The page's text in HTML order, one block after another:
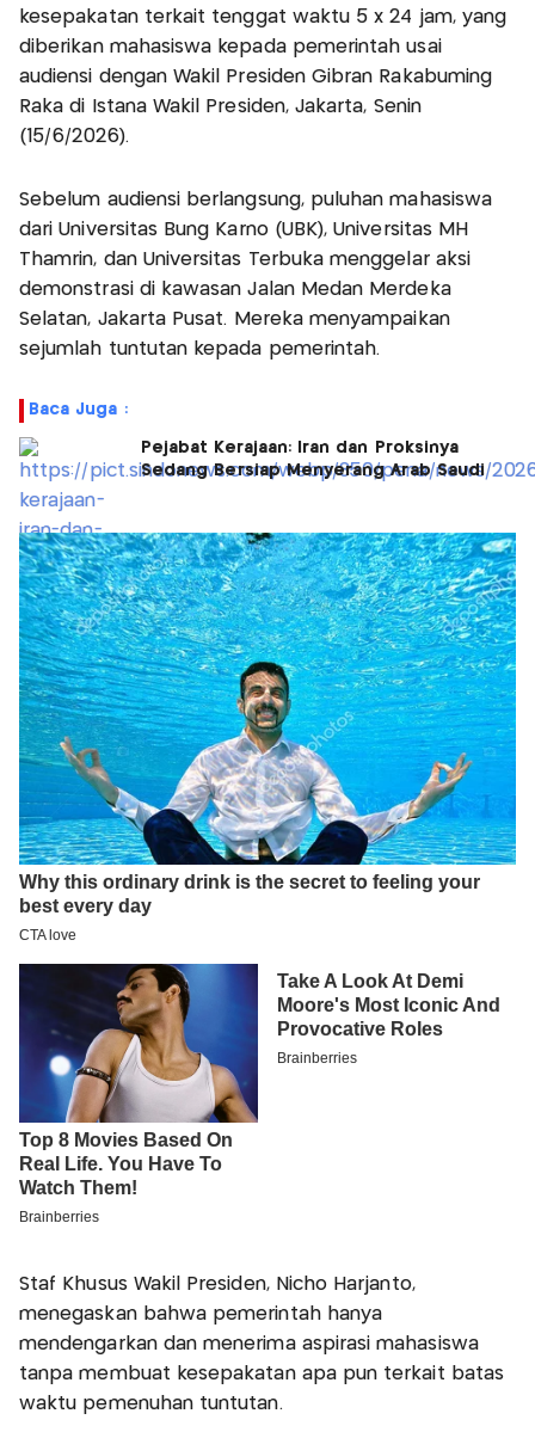
kesepakatan terkait tenggat waktu 5 x 24 jam, yang
diberikan mahasiswa kepada pemerintah usai
audiensi dengan Wakil Presiden Gibran Rakabuming
Raka di Istana Wakil Presiden, Jakarta, Senin
(15/6/2026).
Sebelum audiensi berlangsung, puluhan mahasiswa
dari Universitas Bung Karno (UBK), Universitas MH
Thamrin, dan Universitas Terbuka menggelar aksi
demonstrasi di kawasan Jalan Medan Merdeka
Selatan, Jakarta Pusat. Mereka menyampaikan
sejumlah tuntutan kepada pemerintah.
Baca Juga :
Pejabat Kerajaan: Iran dan Proksinya
Sedang Bersiap Menyerang Arab Saudi
Staf Khusus Wakil Presiden, Nicho Harjanto,
menegaskan bahwa pemerintah hanya
mendengarkan dan menerima aspirasi mahasiswa
tanpa membuat kesepakatan apa pun terkait batas
waktu pemenuhan tuntutan.